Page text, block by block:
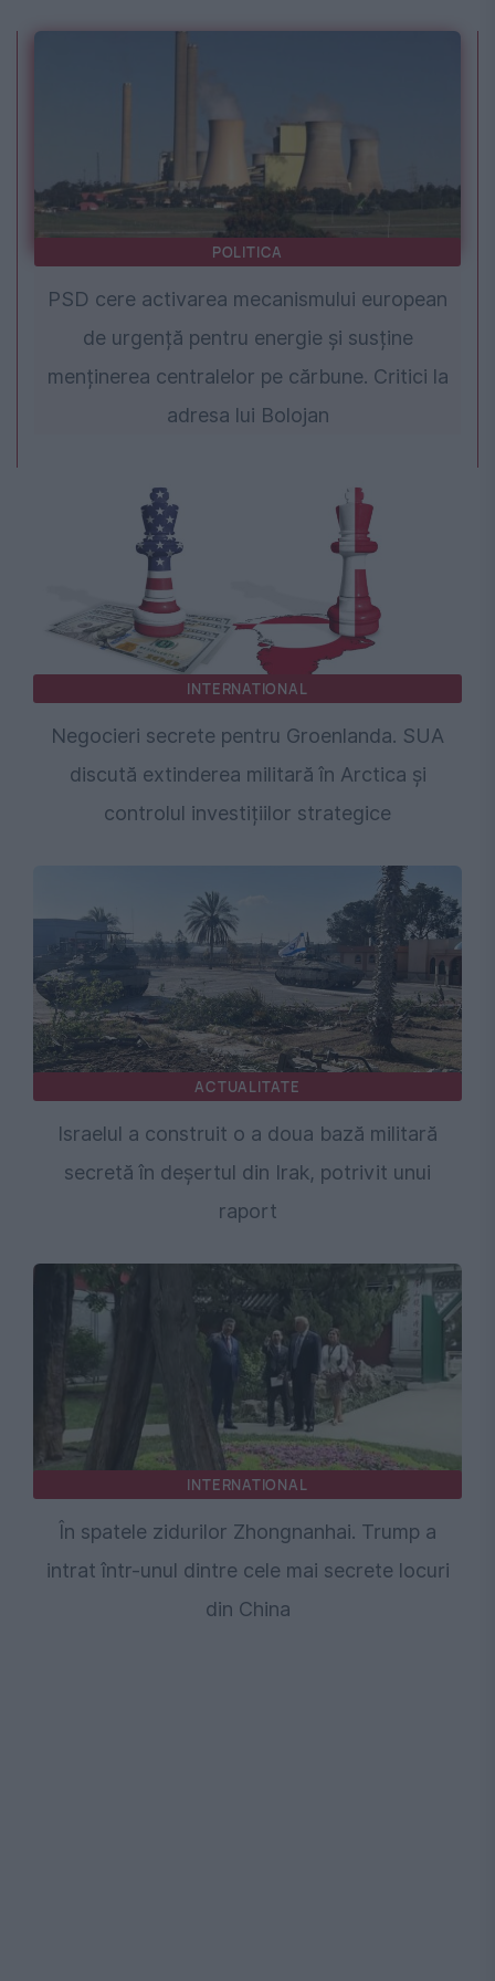
POLITICA
PSD cere activarea mecanismului european
de urgență pentru energie și susține
menținerea centralelor pe cărbune. Critici la
adresa lui Bolojan
INTERNATIONAL
Negocieri secrete pentru Groenlanda. SUA
discută extinderea militară în Arctica și
controlul investițiilor strategice
ACTUALITATE
Israelul a construit o a doua bază militară
secretă în deșertul din Irak, potrivit unui
raport
INTERNATIONAL
În spatele zidurilor Zhongnanhai. Trump a
intrat într-unul dintre cele mai secrete locuri
din China